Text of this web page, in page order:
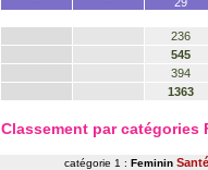
236
545
394
1363
Classement par
catégorie 1 : Feminin Santé